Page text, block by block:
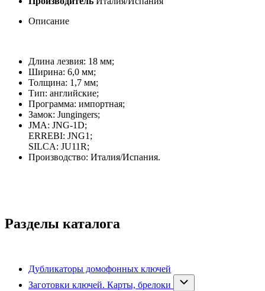
Описание
Длина лезвия: 18 мм;
Ширина: 6,0 мм;
Толщина: 1,7 мм;
Тип: английские;
Программа: импортная;
Замок: Jungingers;
JMA: JNG-1D;
ERREBI: JNG1;
SILCA: JU11R;
Производство: Италия/Испания.
Разделы каталога
Дубликаторы домофонных ключей
Заготовки ключей. Карты, брелоки